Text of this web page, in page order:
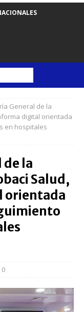
General de la
digital orientada
en hospitales
de la
Salud,
orientada
0